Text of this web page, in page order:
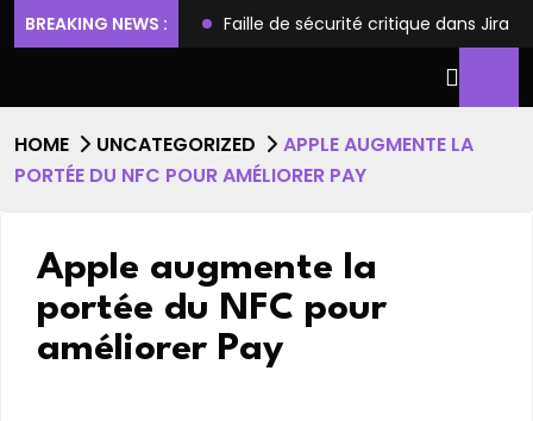
BREAKING NEWS :
et l’accès root Faille de sécurité critique dans Jira
HOME UNCATEGORIZED
APPLE AUGMENTE LA
PORTÉE DU NFC POUR AMÉLIORER PAY
Apple augmente la
portée du NFC pour
améliorer Pay